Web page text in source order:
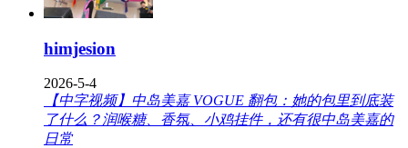
himjesion
2026-5-4
【中字视频】中岛美嘉 VOGUE 翻包：她的包里到底装
了什么？润喉糖、香氛、小鸡挂件，还有很中岛美嘉的
日常